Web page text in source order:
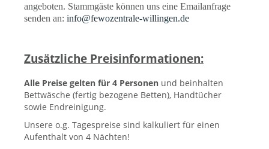
angeboten. Stammgäste können uns eine Emailanfrage
senden an: info@fewozentrale-willingen.de
Zusätzliche Preisinformationen:
Alle Preise gelten für 4 Personen und beinhalten
Bettwäsche (fertig bezogene Betten), Handtücher
sowie Endreinigung.
Unsere o.g. Tagespreise sind kalkuliert für einen
Aufenthalt von 4 Nächten!